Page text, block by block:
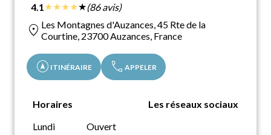
4.1 ★★★★★(86 avis)
location_on Les Montagnes d'Auzances, 45 Rte de la
Courtine, 23700 Auzances, France
assistant_navigation ITINÉRAIRE call APPELER
Horaires
Lundi
Ouvert
Les réseaux sociaux